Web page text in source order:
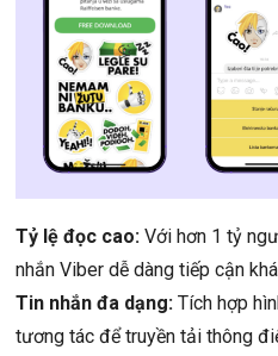
Tỷ lệ đọc cao: Với hơn 1 tỷ
nhắn Viber dễ dàng tiếp cận
Tin nhắn đa dạng: Tích hợp
tương tác để truyền tải thông